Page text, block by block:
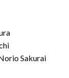
Sakurai